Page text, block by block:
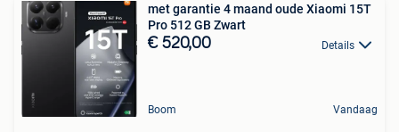
met garantie 4 maand oude Xiaomi 15T
Pro 512 GB Zwart
€ 520,00 Details
Boom Vandaag